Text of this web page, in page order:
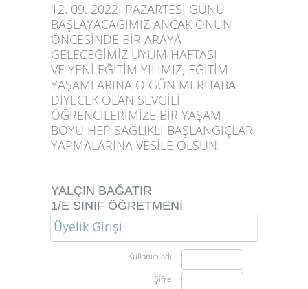
12. 09. 2022 PAZARTESİ GÜNÜ
BAŞLAYACAĞIMIZ ANCAK ONUN
ÖNCESİNDE BİR ARAYA
GELECEĞİMİZ UYUM HAFTASI
VE YENİ EĞİTİM YILIMIZ, EĞİTİM
YAŞAMLARINA O GÜN MERHABA
DİYECEK OLAN SEVGİLİ
ÖĞRENCİLERİMİZE BİR YAŞAM
BOYU HEP SAĞLIKLI BAŞLANGIÇLAR
YAPMALARINA VESİLE OLSUN.
YALÇIN BAĞATIR
1/E SINIF ÖĞRETMENİ
Üyelik Girişi
Kullanıcı adı
Şifre